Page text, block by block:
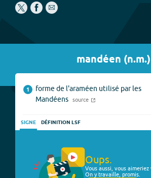
mandéen (n.m.)
1
forme de l'araméen utilisé par les
Mandéens
source
SIGNE DÉFINITION LSF
Oups.
Vous aussi, vous
On y travaille, promis.